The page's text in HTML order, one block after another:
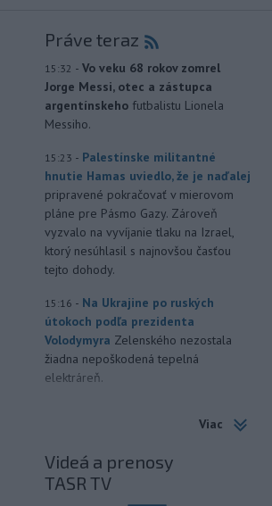
Práve teraz
15:32 - Vo veku 68 rokov zomrel
Jorge Messi, otec a zástupca
argentínskeho futbalistu Lionela
Messiho.
15:23 - Palestínske militantné
hnutie Hamas uviedlo, že je naďalej
pripravené pokračovať v mierovom
pláne pre Pásmo Gazy. Zároveň
vyzvalo na vyvíjanie tlaku na Izrael,
ktorý nesúhlasil s najnovšou časťou
tejto dohody.
15:16 - Na Ukrajine po ruských
útokoch podľa prezidenta
Volodymyra Zelenského nezostala
žiadna nepoškodená tepelná
elektráreň.
zverejňovaním fotiek z dovoleniek.
podľa nej rovnako dôležitá ako
zabezpečenie domu či bytu.
Viac
Videá a prenosy
TASR TV